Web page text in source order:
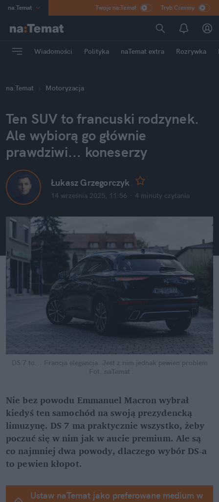
na:Temat
Poland
mama
Rozrywka
Twoje na:Temat Tryb Ciemny
Wiadomości Polityka naTemat extra Rozrywka
na:Temat Motoryzacja
Ten SUV to francuski rodzynek.
Ale wybiorą go głównie
prawdziwi... koneserzy
Łukasz Grzegorczyk
14 września 2025, 11:56 · 4 minuty czytania
DS 7 to... Francja elegancja. Jest z nim jednak pewien problem
Fot. naTemat
Nie bez powodu Emmanuel Macron wybrał
kiedyś ten samochód na swoją prezydencką
limuzynę. DS 7 ma praktycznie wszystko, żeby
poczuć się w nim jak w aucie premium. Ale są
co najmniej dwa powody, dlaczego wybór DS-a
to pewien kłopot.
Ustaw naTemat jako preferowane medium w